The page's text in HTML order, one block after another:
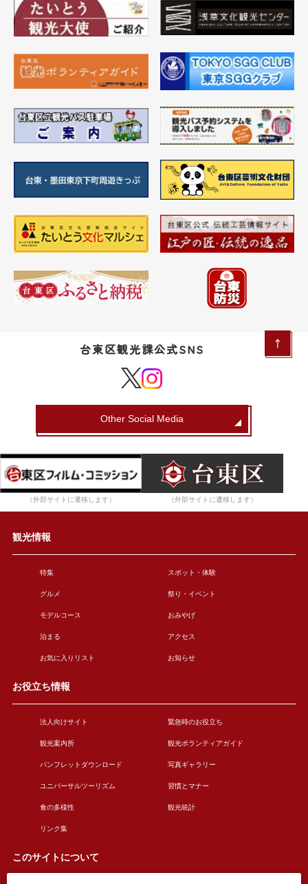
台東区観光課公式SNS
Other Social Media
（外部サイトに遷移します） （外部サイトに遷移します）
観光情報
特集 スポット・体験
グルメ 祭り・イベント
モデルコース おみやげ
泊まる アクセス
お気に入りリスト お知らせ
お役立ち情報
法人向けサイト 緊急時のお役立ち
観光案内所 観光ボランティアガイド
パンフレットダウンロード 写真ギャラリー
ユニバーサルツーリズム 習慣とマナー
食の多様性 観光統計
リンク集
このサイトについて